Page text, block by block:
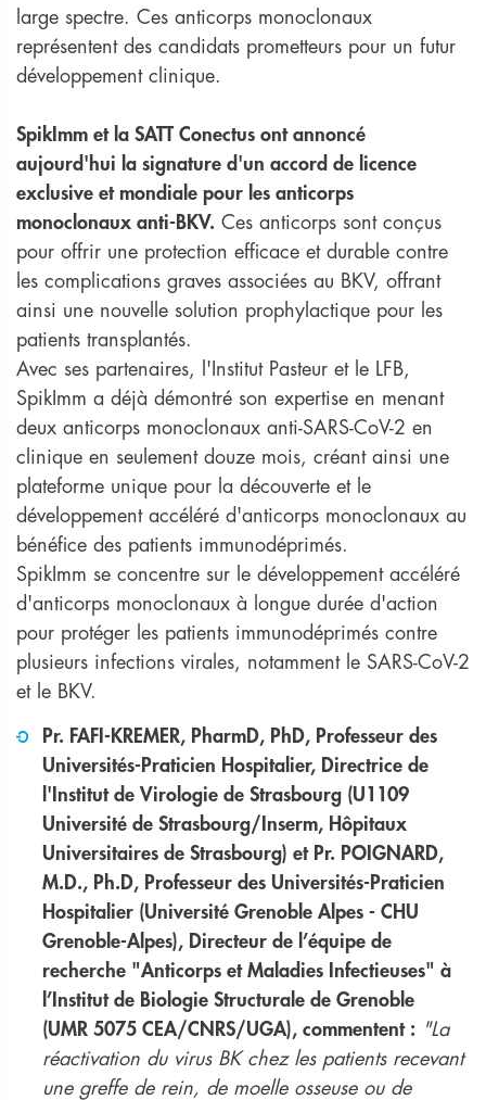
large spectre. Ces anticorps monoclonaux
représentent des candidats prometteurs pour un futur
développement clinique.
SpikImm et la SATT Conectus ont annoncé
aujourd'hui la signature d'un accord de licence
exclusive et mondiale pour les anticorps
monoclonaux anti-BKV. Ces anticorps sont conçus
pour offrir une protection efficace et durable contre
les complications graves associées au BKV, offrant
ainsi une nouvelle solution prophylactique pour les
patients transplantés.
Avec ses partenaires, l'Institut Pasteur et le LFB,
SpikImm a déjà démontré son expertise en menant
deux anticorps monoclonaux anti-SARS-CoV-2 en
clinique en seulement douze mois, créant ainsi une
plateforme unique pour la découverte et le
développement accéléré d'anticorps monoclonaux au
bénéfice des patients immunodéprimés.
SpikImm se concentre sur le développement accéléré
d'anticorps monoclonaux à longue durée d'action
pour protéger les patients immunodéprimés contre
plusieurs infections virales, notamment le SARS-CoV-2
et le BKV.
Pr. FAFI-KREMER, PharmD, PhD, Professeur des
Universités-Praticien Hospitalier, Directrice de
l'Institut de Virologie de Strasbourg (U1109
Université de Strasbourg/Inserm, Hôpitaux
Universitaires de Strasbourg) et Pr. POIGNARD,
M.D., Ph.D, Professeur des Universités-Praticien
Hospitalier (Université Grenoble Alpes - CHU
Grenoble-Alpes), Directeur de l’équipe de
recherche "Anticorps et Maladies Infectieuses" à
l’Institut de Biologie Structurale de Grenoble
(UMR 5075 CEA/CNRS/UGA), commentent :
"La
réactivation du virus BK chez les patients recevant
une greffe de rein, de moelle osseuse ou de